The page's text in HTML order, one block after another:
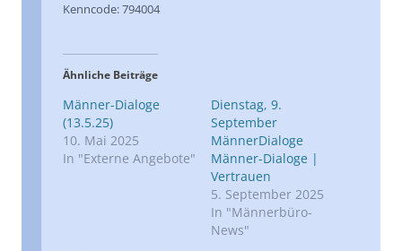
Kenncode: 794004
Ähnliche Beiträge
Männer-Dialoge
(13.5.25)
10. Mai 2025
In "Externe Angebote"
Dienstag, 9.
September
MännerDialoge
Männer-Dialoge |
Vertrauen
5. September 2025
In "Männerbüro-
News"